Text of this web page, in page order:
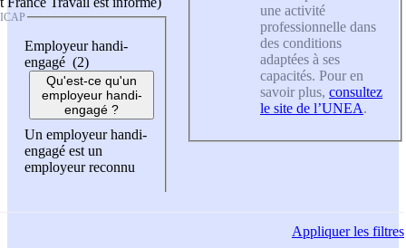
Employeur handi-
engagé (2)
Qu'est-ce qu'un
employeur handi-
engagé ?
Un employeur handi-
engagé est un
employeur reconnu
une activité
professionnelle dans
des conditions
adaptées à ses
capacités. Pour en
savoir plus, consultez
le site de l’UNEA.
Appliquerles filtres